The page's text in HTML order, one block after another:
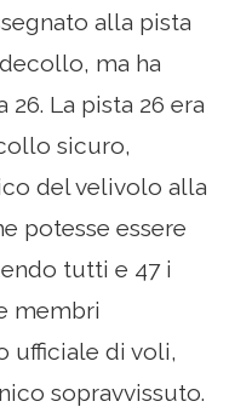
alla pista
ma ha
La pista 26 era
sicuro,
del velivolo alla
potesse essere
tutti e 47 i
membri
ufficiale di voli,
sopravvissuto.